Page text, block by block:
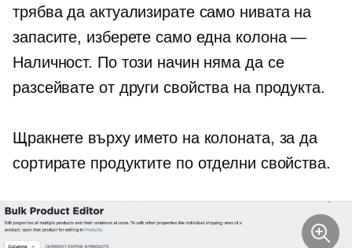
трябва да актуализирате само нивата на
запасите, изберете само една колона —
Наличност. По този начин няма да се
разсейвате от други свойства на продукта.
Щракнете върху името на колоната, за да
сортирате продуктите по отделни свойства.